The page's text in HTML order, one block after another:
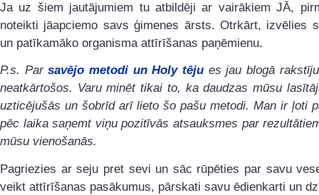
Ja uz šiem jautājumiem tu atbildēji ar vairākiem JĀ,
noteikti jāapciemo savs ģimenes ārsts. Otrkārt, izvēlies
un patīkamāko organisma attīrīšanas paņēmienu.
P.s. Parsavējo metodi un Holy tēju es jau blogā
neatkārtošos. Varu minēt tikai to, ka daudzas mūsu
uzticējušās un šobrīd arī lieto šo pašu metodi. Man ir ļoti
pēc laika saņemt viņu pozitīvās atsauksmes par
mūsu vienošanās.
Pagriezies ar seju pret sevi un sāc rūpēties par savu
veikt attīrīšanas pasākumus, pārskati savu ēdienkarti un